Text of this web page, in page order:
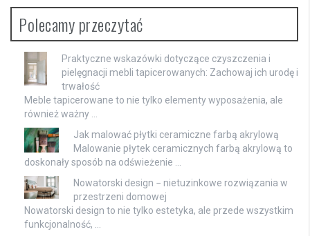
Polecamy przeczytać
Praktyczne wskazówki dotyczące czyszczenia i
pielęgnacji mebli tapicerowanych: Zachowaj ich urodę i
trwałość
Meble tapicerowane to nie tylko elementy wyposażenia, ale
również ważny …
Jak malować płytki ceramiczne farbą akrylową
Malowanie płytek ceramicznych farbą akrylową to
doskonały sposób na odświeżenie …
Nowatorski design − nietuzinkowe rozwiązania w
przestrzeni domowej
Nowatorski design to nie tylko estetyka, ale przede wszystkim
funkcjonalność, …